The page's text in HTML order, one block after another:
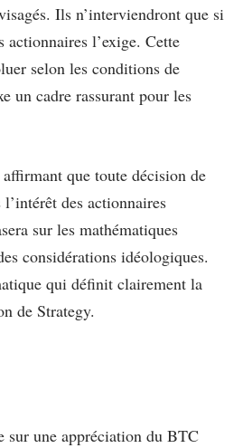
Ils n’interviendront que si
l’exige. Cette
selon les conditions de
un cadre rassurant pour les
que toute décision de
des actionnaires
sur les mathématiques
considérations idéologiques.
qui définit clairement la
de Strategy.
sur une appréciation du BTC